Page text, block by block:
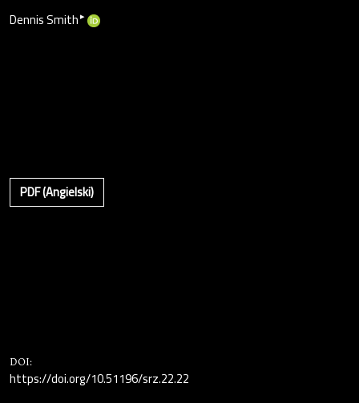
Dennis Smith▸
PDF (Angielski)
DOI:
https://doi.org/10.51196/srz.22.22